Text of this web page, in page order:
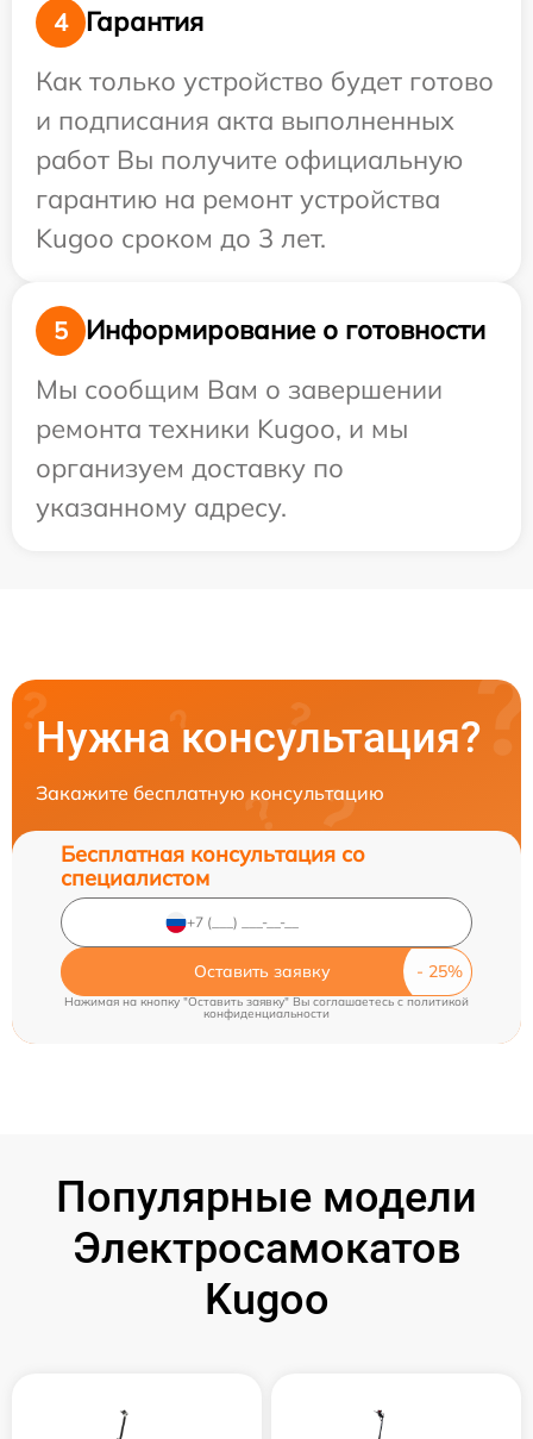
4
Гарантия
Как только устройство будет готово
и подписания акта выполненных
работ Вы получите официальную
гарантию на ремонт устройства
Kugoo сроком до 3 лет.
5
Информирование о готовности
Мы сообщим Вам о завершении
ремонта техники Kugoo, и мы
организуем доставку по
указанному адресу.
Нужна консультация?
Закажите бесплатную консультацию
Бесплатная консультация со
специалистом
Оставить заявку
Нажимая на кнопку "Оставить заявку" Вы соглашаетесь cполитикой
конфиденциальности
Популярные модели
Электросамокатов
Kugoo